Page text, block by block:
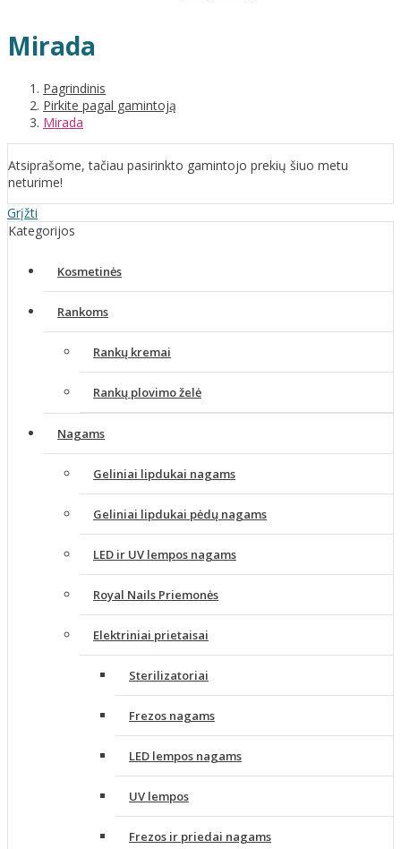
Mirada
Pagrindinis
Pirkite pagal gamintoją
Mirada
Atsiprašome, tačiau pasirinkto gamintojo prekių šiuo metu
neturime!
Grįžti
Kategorijos
Kosmetinės
Rankoms
Rankų kremai
Rankų plovimo želė
Nagams
Geliniai lipdukai nagams
Geliniai lipdukai pėdų nagams
LED ir UV lempos nagams
Royal Nails Priemonės
Elektriniai prietaisai
Sterilizatoriai
Frezos nagams
LED lempos nagams
UV lempos
Frezos ir priedai nagams